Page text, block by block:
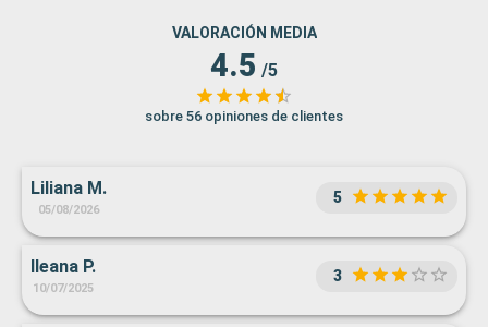
VALORACIÓN MEDIA
4.5 /5
sobre 56 opiniones de clientes
Liliana M.
05/08/2026
5
Ileana P.
10/07/2025
3